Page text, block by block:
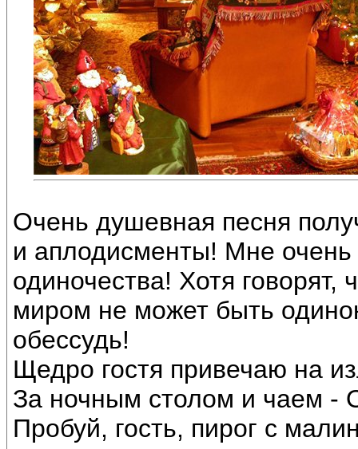
Очень душевная песня
и аплодисменты! Мне очень
одиночества! Хотя говорят,
миром не может быть
обессудь!
Щедро гостя привечаю на
За ночным столом и чаем -
Пробуй, гость, пирог с